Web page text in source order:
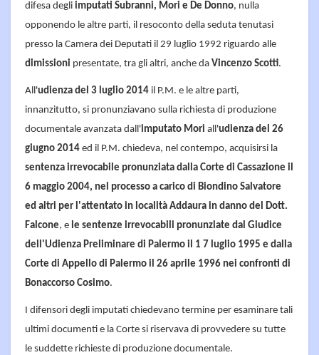
difesa degli imputati Subranni, Mori e De Donno, nulla
opponendo le altre parti, il resoconto della seduta tenutasi
presso la Camera dei Deputati il 29 luglio 1992 riguardo alle
dimissioni presentate, tra gli altri, anche da Vincenzo Scotti.
All'udienza del 3 luglio 2014 il P.M. e le altre parti,
innanzitutto, si pronunziavano sulla richiesta di produzione
documentale avanzata dall'imputato Mori all'udienza del 26
giugno 2014 ed il P.M. chiedeva, nel contempo, acquisirsi la
sentenza irrevocabile pronunziata dalla Corte di Cassazione il
6 maggio 2004, nel processo a carico di Biondino Salvatore
ed altri per l'attentato in località Addaura in danno del Dott.
Falcone, e le sentenze irrevocabili pronunziate dal Giudice
dell'Udienza Preliminare di Palermo il 1 7 luglio 1995 e dalla
Corte di Appello di Palermo il 26 aprile 1996 nei confronti di
Bonaccorso Cosimo.
I difensori degli imputati chiedevano termine per esaminare tali
ultimi documenti e la Corte si riservava di provvedere su tutte
le suddette richieste di produzione documentale.